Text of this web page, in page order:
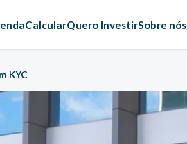
CalcularQuero InvestirSobre nós
KYC